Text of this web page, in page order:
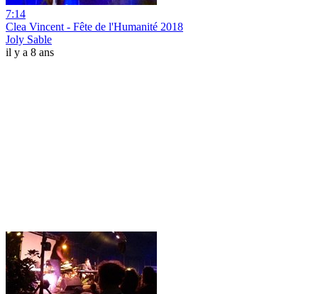
7:14
Clea Vincent - Fête de l'Humanité 2018
Joly Sable
il y a 8 ans